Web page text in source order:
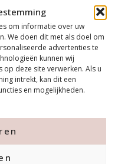
om informatie over uw
We doen dit met als doel om
advertenties te
kunnen wij
op deze site verwerken. Als u
intrekt, kan dit een
en mogelijkheden.